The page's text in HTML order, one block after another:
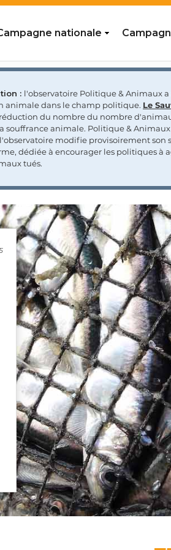
nationale
: l'observatoire Politique & Animaux
animale dans le champ politique. Le
réduction du nombre du nombre
souffrance animale. Politique &
modifie provisoirement son
dédiée à encourager les politiques à
tués.